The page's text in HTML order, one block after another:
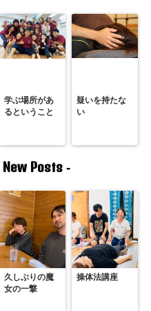
学ぶ場所があ
るということ
疑いを持たな
い
New Posts -
久しぶりの魔
女の一撃
操体法講座